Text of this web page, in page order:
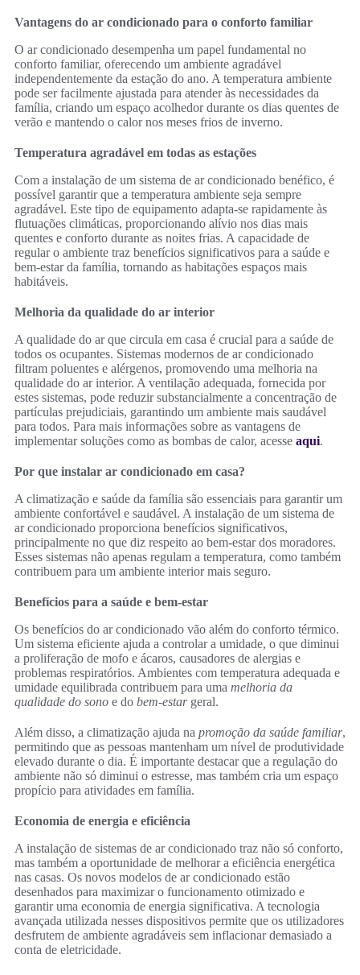
Vantagens do ar condicionado para o conforto familiar
O ar condicionado desempenha um papel fundamental no
conforto familiar, oferecendo um ambiente agradável
independentemente da estação do ano. A temperatura ambiente
pode ser facilmente ajustada para atender às necessidades da
família, criando um espaço acolhedor durante os dias quentes de
verão e mantendo o calor nos meses frios de inverno.
Temperatura agradável em todas as estações
Com a instalação de um sistema de ar condicionado benéfico, é
possível garantir que a temperatura ambiente seja sempre
agradável. Este tipo de equipamento adapta-se rapidamente às
flutuações climáticas, proporcionando alívio nos dias mais
quentes e conforto durante as noites frias. A capacidade de
regular o ambiente traz benefícios significativos para a saúde e
bem-estar da família, tornando as habitações espaços mais
habitáveis.
Melhoria da qualidade do ar interior
A qualidade do ar que circula em casa é crucial para a saúde de
todos os ocupantes. Sistemas modernos de ar condicionado
filtram poluentes e alérgenos, promovendo uma melhoria na
qualidade do ar interior. A ventilação adequada, fornecida por
estes sistemas, pode reduzir substancialmente a concentração de
partículas prejudiciais, garantindo um ambiente mais saudável
para todos. Para mais informações sobre as vantagens de
implementar soluções como as bombas de calor, acesse aqui.
Por que instalar ar condicionado em casa?
A climatização e saúde da família são essenciais para garantir um
ambiente confortável e saudável. A instalação de um sistema de
ar condicionado proporciona benefícios significativos,
principalmente no que diz respeito ao bem-estar dos moradores.
Esses sistemas não apenas regulam a temperatura, como também
contribuem para um ambiente interior mais seguro.
Benefícios para a saúde e bem-estar
Os benefícios do ar condicionado vão além do conforto térmico.
Um sistema eficiente ajuda a controlar a umidade, o que diminui
a proliferação de mofo e ácaros, causadores de alergias e
problemas respiratórios. Ambientes com temperatura adequada e
umidade equilibrada contribuem para uma melhoria da
qualidade do sono e do bem-estargeral.
Além disso, a climatização ajuda na promoção da saúde familiar,
permitindo que as pessoas mantenham um nível de produtividade
elevado durante o dia. É importante destacar que a regulação do
ambiente não só diminui o estresse, mas também cria um espaço
propício para atividades em família.
Economia de energia e eficiência
A instalação de sistemas de ar condicionado traz não só conforto,
mas também a oportunidade de melhorar a eficiência energética
nas casas. Os novos modelos de ar condicionado estão
desenhados para maximizar o funcionamento otimizado e
garantir uma economia de energia significativa. A tecnologia
avançada utilizada nesses dispositivos permite que os utilizadores
desfrutem de ambiente agradáveis sem inflacionar demasiado a
conta de eletricidade.